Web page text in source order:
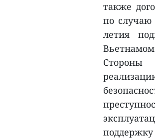
также
по случаю
летия
Вьетнамом
Стороны
поддержку